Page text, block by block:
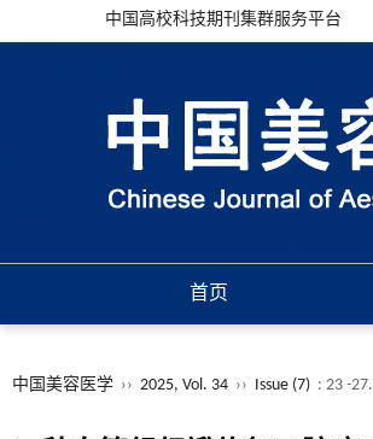
中国高校科技期刊集群服务平台
首页
中国美容医学 ›› 2025, Vol. 34 ›› Issue (7) : 23 -27.